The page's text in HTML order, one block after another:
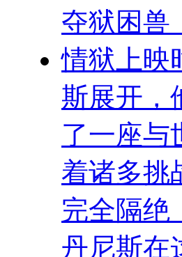
夺狱困兽
情狱上映
斯展开，
了一座与
着诸多挑
完全隔绝
丹尼斯在